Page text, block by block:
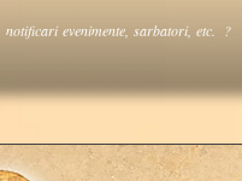
evenimente, sarbatori, etc. ?